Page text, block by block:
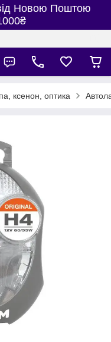
Новою Поштою
ксенон, оптика